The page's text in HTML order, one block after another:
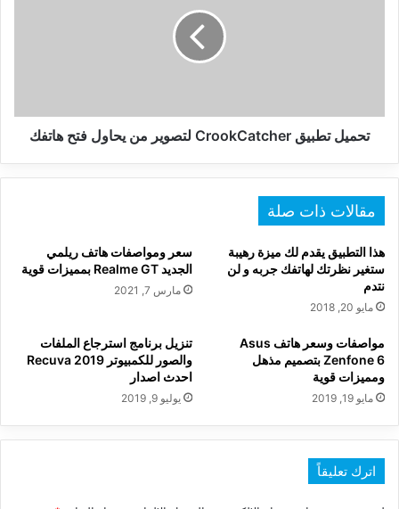
تحميل تطبيق CrookCatcher لتصوير من يحاول فتح هاتفك
مقالات ذات صلة
هذا التطبيق يقدم لك ميزة رهيبة
ستغير نظرتك لهاتفك جربه و لن
نتدم
مايو 20, 2018
سعر ومواصفات هاتف ريلمي
الجديد Realme GT بمميزات قوية
مارس 7, 2021
مواصفات وسعر هاتف Asus
Zenfone 6 بتصميم مذهل
ومميزات قوية
مايو 19, 2019
تنزيل برنامج استرجاع الملفات
والصور للكمبيوتر Recuva 2019
احدث اصدار
يوليو 9, 2019
اترك تعليقاً